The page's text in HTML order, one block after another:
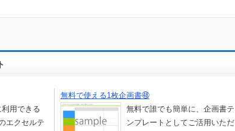
用できる
エクセルテ
無料で使える1枚企画書㊽
無料で誰でも簡単に、企画書テ
ンプレートとしてご活用いただ